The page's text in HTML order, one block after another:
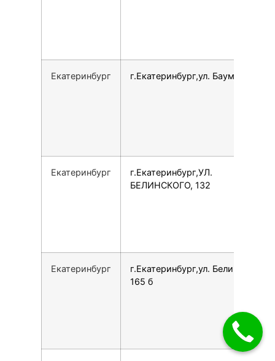
Екатеринбург г.Екатеринбург,ул. Баумана, 4Б
Екатеринбург
г.Екатеринбург,УЛ.
БЕЛИНСКОГО, 132
Екатеринбург
г.Екатеринбург,ул. Белинского,
165 б